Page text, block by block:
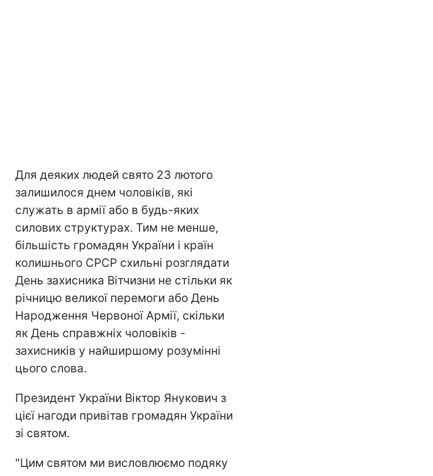
Для деяких людей свято 23 лютого
залишилося днем чоловіків, які
служать в армії або в будь-яких
силових структурах. Тим не менше,
більшість громадян України і країн
колишнього СРСР схильні розглядати
День захисника Вітчизни не стільки як
річницю великої перемоги або День
Народження Червоної Армії, скільки
як День справжніх чоловіків -
захисників у найширшому розумінні
цього слова.
Президент України Віктор Янукович з
цієї нагоди привітав громадян України
зі святом.
"Цим святом ми висловлюємо подяку